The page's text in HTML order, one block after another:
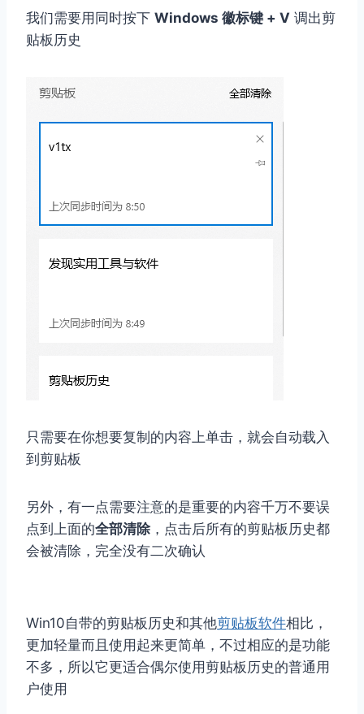
我们需要用同时按下 Windows 徽标键 + V 调出剪
贴板历史
只需要在你想要复制的内容上单击，就会自动载入
到剪贴板
另外，有一点需要注意的是重要的内容千万不要误
点到上面的全部清除 ，点击后所有的剪贴板历史都
会被清除，完全没有二次确认
Win10自带的剪贴板历史和其他剪贴板软件相比，
更加轻量而且使用起来更简单，不过相应的是功能
不多，所以它更适合偶尔使用剪贴板历史的普通用
户使用